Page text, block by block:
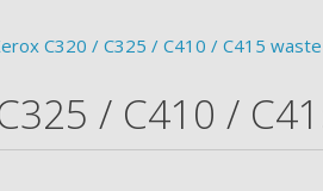
C320 / C325 / C410 / C415
/ C410 /